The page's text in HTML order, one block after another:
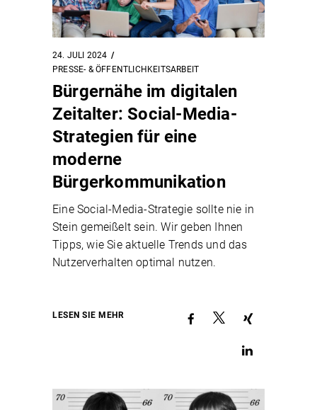
24. JULI 2024
PRESSE- & ÖFFENTLICHKEITSARBEIT
Bürgernähe im digitalen
Zeitalter: Social-Media-
Strategien für eine
moderne
Bürgerkommunikation
Eine Social-Media-Strategie sollte nie in
Stein gemeißelt sein. Wir geben Ihnen
Tipps, wie Sie aktuelle Trends und das
Nutzerverhalten optimal nutzen.
LESEN SIE MEHR